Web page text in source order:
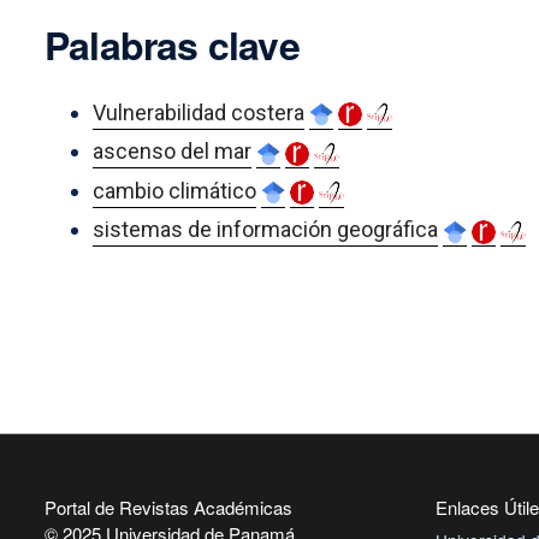
Palabras clave
Vulnerabilidad costera
ascenso del mar
cambio climático
sistemas de información geográfica
Portal de Revistas Académicas
© 2025 Universidad de Panamá
Enlaces